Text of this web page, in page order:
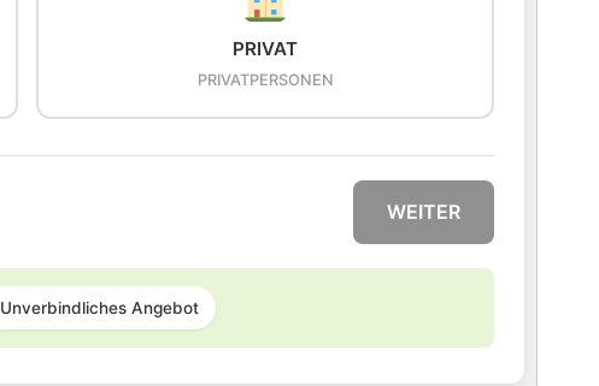
PRIVAT
PRIVATPERSONEN
WEITER
Unverbindliches Angebot